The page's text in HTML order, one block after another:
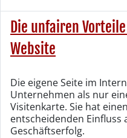
Die unfairen
Website
Die eigene Seite im
Unternehmen als nur
Visitenkarte. Sie hat einen
entscheidenden Einfluss
Geschäftserfolg.